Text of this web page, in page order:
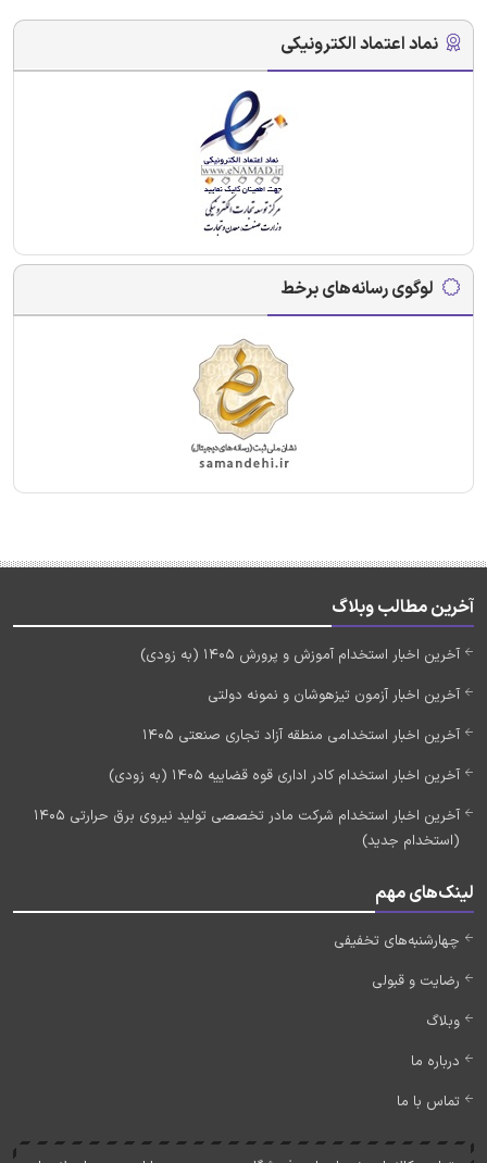
نماد اعتماد الکترونیکی
لوگوی رسانه‌های برخط
آخرین مطالب وبلاگ
آخرین اخبار استخدام آموزش و پرورش 1405 (به زودی)
آخرین اخبار آزمون تیزهوشان و نمونه دولتی
آخرین اخبار استخدامی منطقه آزاد تجاری صنعتی 1405
آخرین اخبار استخدام کادر اداری قوه قضاییه 1405 (به زودی)
آخرین اخبار استخدام شرکت مادر تخصصی تولید نیروی برق حرارتی 1405
(استخدام جدید)
لینک‌های مهم
چهارشنبه‌های تخفیفی
رضایت و قبولی
وبلاگ
درباره ما
تماس با ما